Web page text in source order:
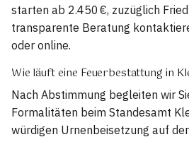
starten ab 2.450 €, zuzüglich
transparente Beratung
oder online.
Wie läuft eine Feuerbestattung in
Nach Abstimmung begleiten wir
Formalitäten beim Standesamt
würdigen Urnenbeisetzung auf